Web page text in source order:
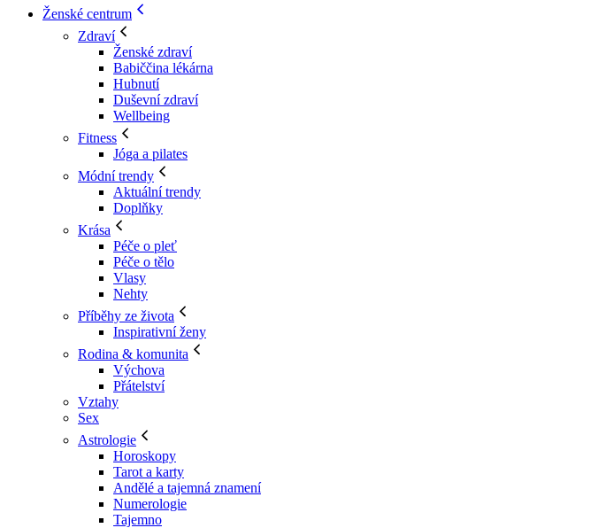
Ženské centrum
Zdraví
Ženské zdraví
Babiččina lékárna
Hubnutí
Duševní zdraví
Wellbeing
Fitness
Jóga a pilates
Módní trendy
Aktuální trendy
Doplňky
Krása
Péče o pleť
Péče o tělo
Vlasy
Nehty
Příběhy ze života
Inspirativní ženy
Rodina & komunita
Výchova
Přátelství
Vztahy
Sex
Astrologie
Horoskopy
Tarot a karty
Andělé a tajemná znamení
Numerologie
Tajemno